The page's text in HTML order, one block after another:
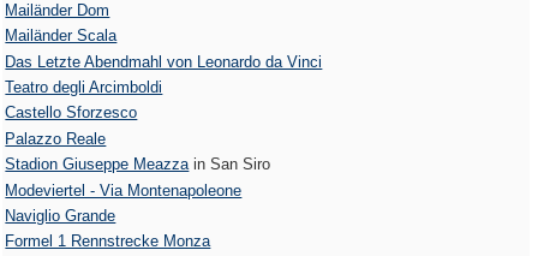
Mailänder Dom
Mailänder Scala
Das Letzte Abendmahl von Leonardo da Vinci
Teatro degli Arcimboldi
Castello Sforzesco
Palazzo Reale
Stadion Giuseppe Meazzain San Siro
Modeviertel - Via Montenapoleone
Naviglio Grande
Formel 1 Rennstrecke Monza